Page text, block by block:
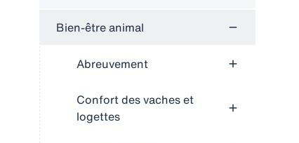
Bien-être animal
Abreuvement
Confort des vaches et
logettes